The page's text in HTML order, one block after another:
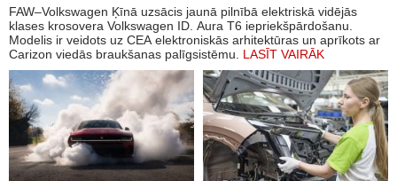
FAW–Volkswagen Ķīnā uzsācis jaunā pilnībā elektriskā vidējās
klases krosovera Volkswagen ID. Aura T6 iepriekšpārdošanu.
Modelis ir veidots uz CEA elektroniskās arhitektūras un aprīkots ar
Carizon viedās braukšanas palīgsistēmu. LASĪT VAIRĀK